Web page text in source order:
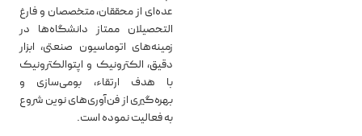
عده‌ای از محققان، متخصصان و فارغ
التحصیلان ممتاز دانشگاه‌ها در
زمینه‌های اتوماسیون صنعتی، ابزار
دقیق، الکترونیک و اپتوالکترونیک
با هدف ارتقاء، بومی‌سازی و
بهره‌گیری از فن‌آوری‌های نوین شروع
به فعالیت نموده است.